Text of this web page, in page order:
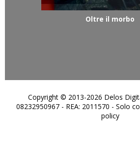
Oltre il morbo
Copyright © 2013-2026 Delos
08232950967 - REA: 2011570 - Solo
policy